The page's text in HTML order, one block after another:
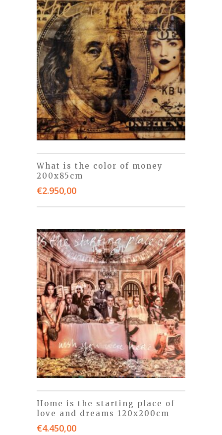
What is the color of money
200x85cm
€2.950,00
Home is the starting place of
love and dreams 120x200cm
€4.450,00